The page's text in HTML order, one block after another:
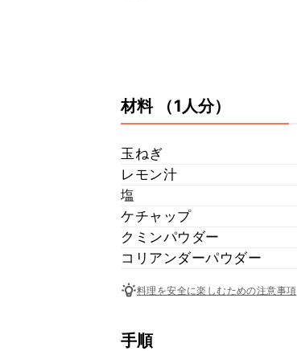
材料 （1人分）
玉ねぎ
レモン汁
塩
ケチャップ
クミンパウダー
コリアンダーパウダー
料理を安全に楽しむための注意事項
手順